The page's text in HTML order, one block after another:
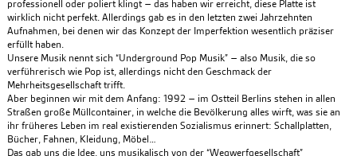
professionell oder poliert klingt – das haben wir erreicht, diese Platte ist
wirklich nicht perfekt. Allerdings gab es in den letzten zwei Jahrzehnten
Aufnahmen, bei denen wir das Konzept der Imperfektion wesentlich präziser
erfüllt haben.
Unsere Musik nennt sich “Underground Pop Musik” – also Musik, die so
verführerisch wie Pop ist, allerdings nicht den Geschmack der
Mehrheitsgesellschaft trifft.
Aber beginnen wir mit dem Anfang: 1992 – im Ostteil Berlins stehen in allen
Straßen große Müllcontainer, in welche die Bevölkerung alles wirft, was sie an
ihr früheres Leben im real existierenden Sozialismus erinnert: Schallplatten,
Bücher, Fahnen, Kleidung, Möbel…
Das gab uns die Idee, uns musikalisch von der “Wegwerfgesellschaft”